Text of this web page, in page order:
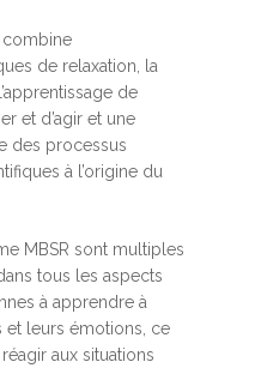
combine
de relaxation, la
de
et d’agir et une
des processus
à l’origine du
MBSR sont multiples
tous les aspects
à apprendre à
et leurs émotions, ce
aux situations